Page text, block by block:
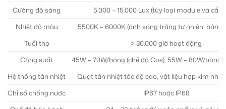
Cường độ sáng
5.000 – 15.000 Lux (tùy loại module và cấu
Nhiệt độ màu
5500K – 6000K (ánh sáng trắng tự nhiên, bám
Tuổi thọ
> 30.000 giờ hoạt động
Công suất
45W – 70W/bóng (chế độ Cos), 55W – 80W/bóng
Hệ thống tản nhiệt
Quạt tản nhiệt tốc độ cao, vật liệu hợp kim
Chỉ số chống nước
IP67 hoặc IP68